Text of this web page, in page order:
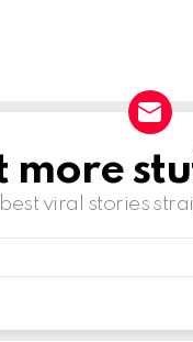
more
viral stories